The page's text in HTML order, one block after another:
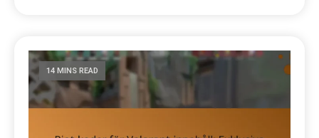
14 MINS READ